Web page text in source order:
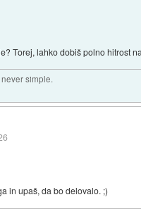
Torej, lahko dobiš polno hitrost
simple.
in upaš, da bo delovalo. ;)